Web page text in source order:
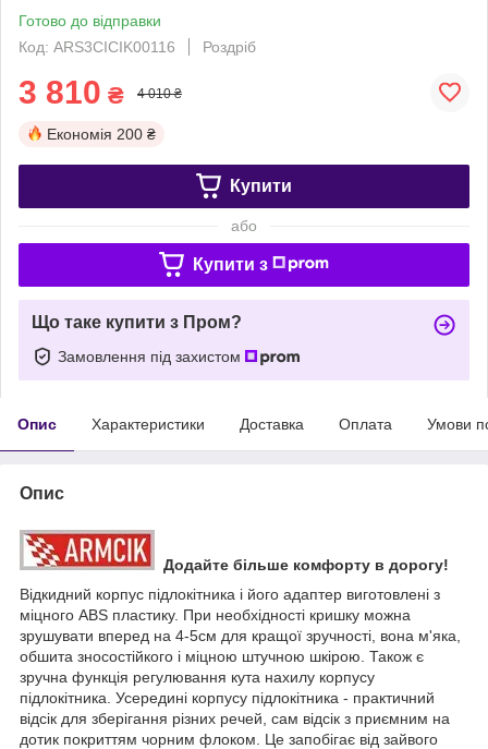
Готово до відправки
Код: ARS3CICIK00116
Роздріб
3 810 ₴ 4 010 ₴
Економія 200 ₴
Купити
або
Купити з
Що таке купити з Пром?
Замовлення під захистом
Опис Характеристики Доставка Оплата Умови
Опис
Додайте більше комфорту в дорогу!
Відкидний корпус підлокітника і його адаптер виготовлені з
міцного ABS пластику. При необхідності кришку можна
зрушувати вперед на 4-5см для кращої зручності, вона м'яка,
обшита зносостійкого і міцною штучною шкірою. Також є
зручна функція регулювання кута нахилу корпусу
підлокітника. Усередині корпусу підлокітника - практичний
відсік для зберігання різних речей, сам відсік з приємним на
дотик покриттям чорним флоком. Це запобігає від зайвого